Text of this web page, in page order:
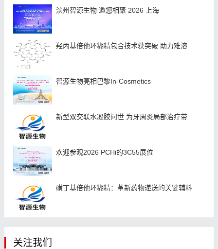
滨州智源生物 邀您相聚 2026 上海
羟丙基倍他环糊精包合技术获突破 助力难溶
智源生物亮相巴黎In-Cosmetics
新型双交联水凝胶问世 为牙周炎局部治疗带
欢迎参观2026 PCHi的3C55展位
磺丁基倍他环糊精：革新药物递送的关键辅料
关注我们